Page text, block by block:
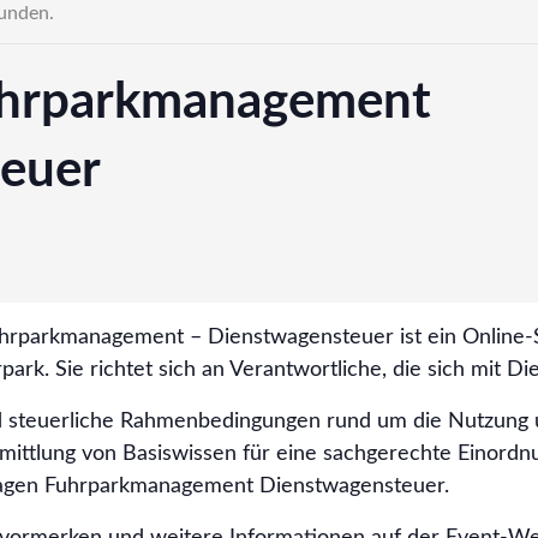
– Dienstwagensteuer ist ein
Sie richtet sich an Verantwortliche, die sich mit
Rahmenbedingungen rund um die Nutzung
von Basiswissen für eine sachgerechte
Fuhrparkmanagement Dienstwagensteuer.